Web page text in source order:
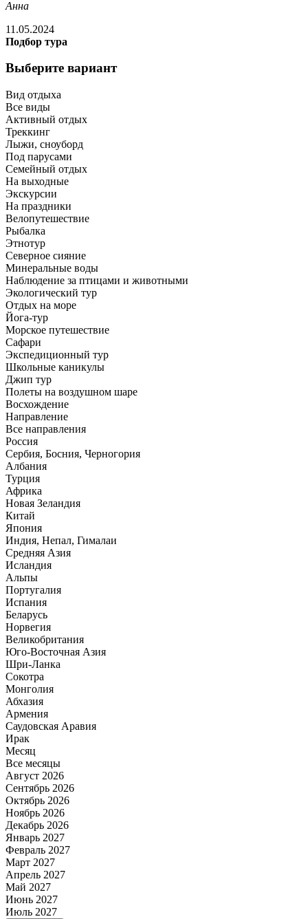
Анна
11.05.2024
Подбор тура
Выберите вариант
Вид отдыха
Все виды
Активный отдых
Треккинг
Лыжи, сноуборд
Под парусами
Семейный отдых
На выходные
Экскурсии
На праздники
Велопутешествие
Рыбалка
Этнотур
Северное сияние
Минеральные воды
Наблюдение за птицами и животными
Экологический тур
Отдых на море
Йога-тур
Морское путешествие
Сафари
Экспедиционный тур
Школьные каникулы
Джип тур
Полеты на воздушном шаре
Восхождение
Направлениe
Все направления
Россия
Сербия, Босния, Черногория
Албания
Турция
Африка
Новая Зеландия
Китай
Япония
Индия, Непал, Гималаи
Средняя Азия
Исландия
Альпы
Португалия
Испания
Беларусь
Норвегия
Великобритания
Юго-Восточная Азия
Шри-Ланка
Сокотра
Монголия
Абхазия
Армения
Саудовская Аравия
Ирак
Месяц
Все месяцы
Август 2026
Сентябрь 2026
Октябрь 2026
Ноябрь 2026
Декабрь 2026
Январь 2027
Февраль 2027
Март 2027
Апрель 2027
Май 2027
Июнь 2027
Июль 2027